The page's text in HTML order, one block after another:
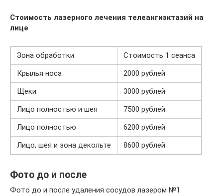
Стоимость лазерного лечения телеангиэктазий на
лице
Зона обработки
Стоимость 1 сеанса
Крылья носа
2000 рублей
Щеки
3000 рублей
Лицо полностью и шея
7500 рублей
Лицо полностью
6200 рублей
Лицо, шея и зона декольте
8600 рублей
Фото до и после
Фото до и после удаления сосудов лазером №1